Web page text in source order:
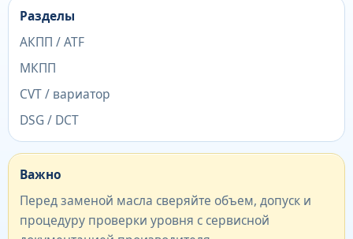
Разделы
АКПП / ATF
МКПП
CVT / вариатор
DSG / DCT
Важно
Перед заменой масла сверяйте объем, допуск и
процедуру проверки уровня с сервисной